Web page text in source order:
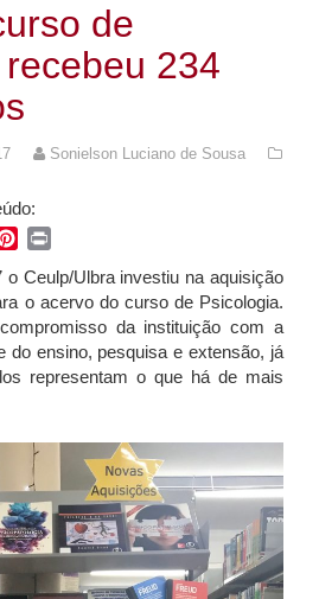
de
234
Sonielson Luciano de Sousa
Pinterest
o Ceulp/Ulbra investiu na aquisição
o acervo do curso de Psicologia.
da instituição com a
do ensino, pesquisa e extensão, já
representam o que há de mais